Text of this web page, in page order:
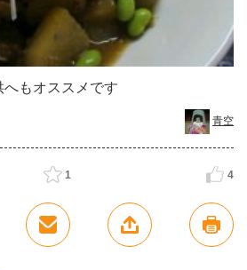
もオススメです
青空
1 4